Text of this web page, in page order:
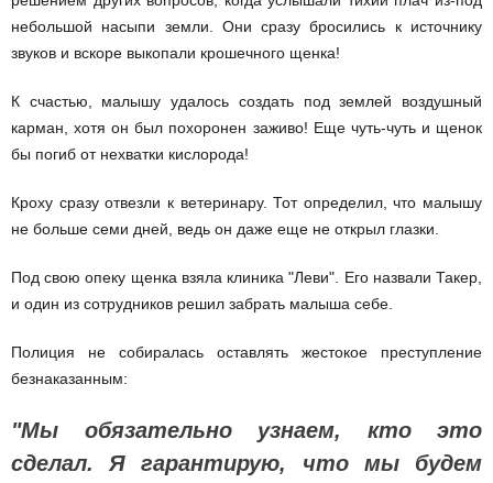
небольшой насыпи земли. Они сразу бросились к источнику
звуков и вскоре выкопали крошечного щенка!
К счастью, малышу удалось создать под землей воздушный
карман, хотя он был похоронен заживо! Еще чуть-чуть и щенок
бы погиб от нехватки кислорода!
Кроху сразу отвезли к ветеринару. Тот определил, что малышу
не больше семи дней, ведь он даже еще не открыл глазки.
Под свою опеку щенка взяла клиника "Леви". Его назвали Такер,
и один из сотрудников решил забрать малыша себе.
Полиция не собиралась оставлять жестокое преступление
безнаказанным:
"Мы обязательно узнаем, кто это
сделал. Я гарантирую, что мы будем